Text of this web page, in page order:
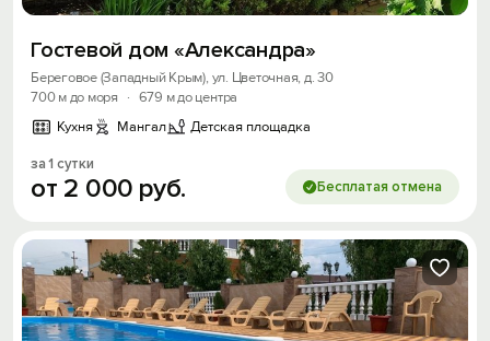
Гостевой дом «Александра»
Береговое (Западный Крым), ул. Цветочная, д. 30
700 м до моря
· 679 м до центра
Кухня
Мангал Детская площадка
за 1 сутки
от 2 000 руб. Бесплатая отмена